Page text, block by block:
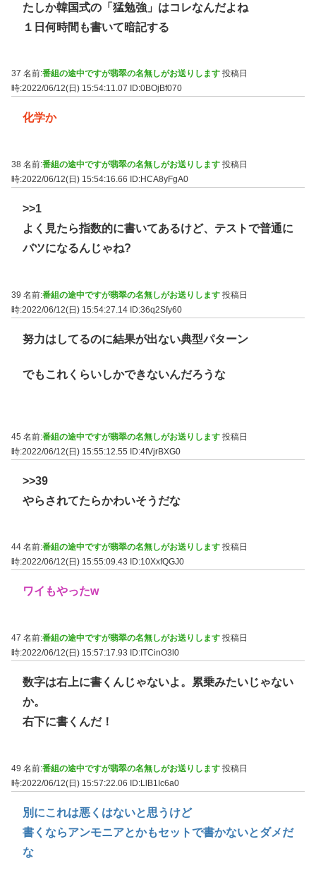
たしか韓国式の「猛勉強」はコレなんだよね
１日何時間も書いて暗記する
37 名前:番組の途中ですが翡翠の名無しがお送りします 投稿日
時:2022/06/12(日) 15:54:11.07
ID:0BOjBf070
化学か
38 名前:番組の途中ですが翡翠の名無しがお送りします 投稿日
時:2022/06/12(日) 15:54:16.66
ID:HCA8yFgA0
>>1
よく見たら指数的に書いてあるけど、テストで普通に
バツになるんじゃね?
39 名前:番組の途中ですが翡翠の名無しがお送りします 投稿日
時:2022/06/12(日) 15:54:27.14 ID:36q2Sfy60
努力はしてるのに結果が出ない典型パターン
でもこれくらいしかできないんだろうな
45 名前:番組の途中ですが翡翠の名無しがお送りします 投稿日
時:2022/06/12(日) 15:55:12.55 ID:4fVjrBXG0
>>39
やらされてたらかわいそうだな
44 名前:番組の途中ですが翡翠の名無しがお送りします 投稿日
時:2022/06/12(日) 15:55:09.43
ID:10XxfQGJ0
ワイもやったw
47 名前:番組の途中ですが翡翠の名無しがお送りします 投稿日
時:2022/06/12(日) 15:57:17.93
ID:ITCinO3l0
数字は右上に書くんじゃないよ。累乗みたいじゃない
か。
右下に書くんだ！
49 名前:番組の途中ですが翡翠の名無しがお送りします 投稿日
時:2022/06/12(日) 15:57:22.06 ID:LlB1Ic6a0
別にこれは悪くはないと思うけど
書くならアンモニアとかもセットで書かないとダメだ
な